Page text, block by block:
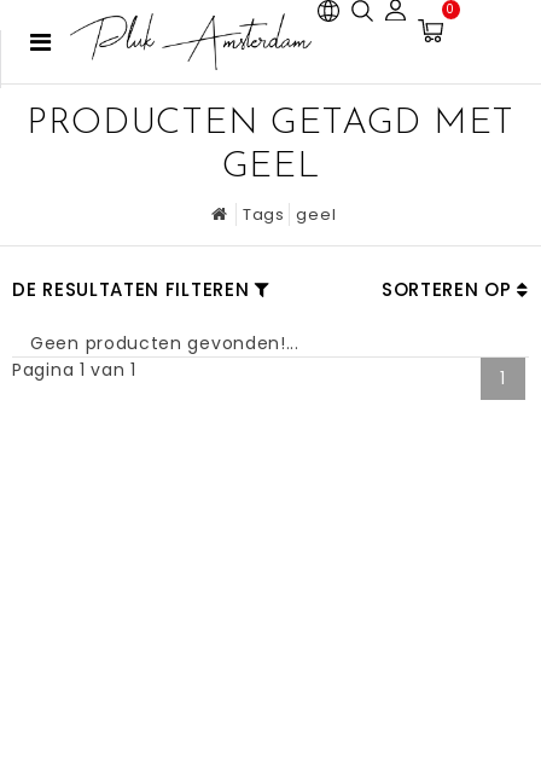
0
PRODUCTEN GETAGD MET
GEEL
Tags geel
DE RESULTATEN FILTEREN SORTEREN OP
Geen producten gevonden!...
Pagina 1 van 1
1